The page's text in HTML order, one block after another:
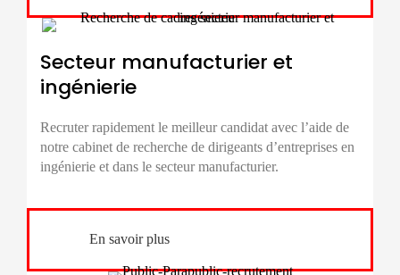
Secteur manufacturier et
ingénierie
Recruter rapidement le meilleur candidat avec l’aide de
notre cabinet de recherche de dirigeants d’entreprises en
ingénierie et dans le secteur manufacturier.
En savoir plus